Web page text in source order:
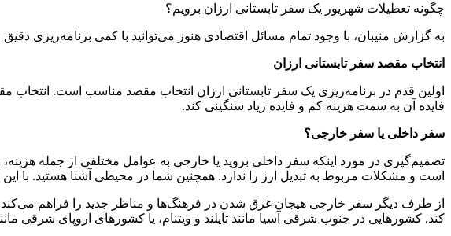
چگونه تعطیلات شهریور یک سفر تابستانی ارزان برویم؟
به گزارش منیبان، با وجود تمام مسائل اقتصادی هنوز می‌توانید با کمی برنامه‌ریزی
انتخاب مقصد سفر تابستانی ارزان
اولین قدم در برنامه‌ریزی یک سفر تابستانی ارزان انتخاب مقصد مناسب است. انتخاب
فایده آن به سمت هزینه کم و فایده زیاد سنگینی کند.
سفر داخلی یا سفر خارجی؟
تصمیم‌گیری در مورد اینکه سفر داخلی بروید یا خارجی به عوامل مختلفی از جمله
است و مشکلات مربوط به تبدیل ارز را ندارد. همچنین شما در محیطی آشنا هستید. با
از طرف دیگر سفر خارجی هیجان غرق شدن در فرهنگ‌ها و مناظر جدید را فراهم
کند. کشورهایی در جنوب شرقی آسیا مانند تایلند و ویتنام، یا کشورهای اروپای شرقی